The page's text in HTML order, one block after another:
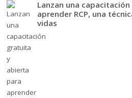
Lanzan una
aprender RCP, una
vidas